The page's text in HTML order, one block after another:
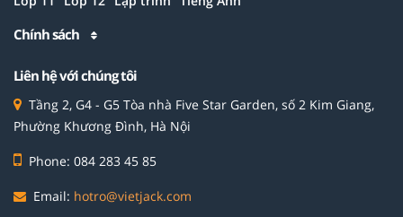
Chính sách
Liên hệ với chúng tôi
Tầng 2, G4 - G5 Tòa nhà Five Star Garden, số 2 Kim Giang,
Phường Khương Đình, Hà Nội
Phone: 084 283 45 85
Email: hotro@vietjack.com